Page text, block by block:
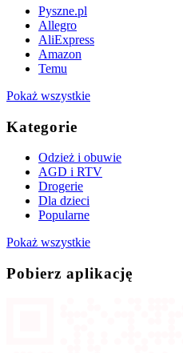
Pyszne.pl
Allegro
AliExpress
Amazon
Temu
Pokaż wszystkie
Kategorie
Odzież i obuwie
AGD i RTV
Drogerie
Dla dzieci
Popularne
Pokaż wszystkie
Pobierz aplikację